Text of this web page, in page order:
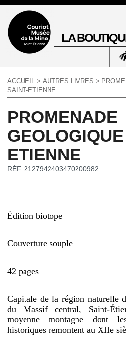
LA
ACCUEIL > AUTRES LIVRES >
SAINT-ETIENNE
PROMENADE
ETIENNE
RÉF. 2127942403470200982
Édition biotope
Couverture souple
42 pages
Capitale de la région naturelle
du Massif central, Saint-
moyenne montagne dont
historiques remontent au XIIe